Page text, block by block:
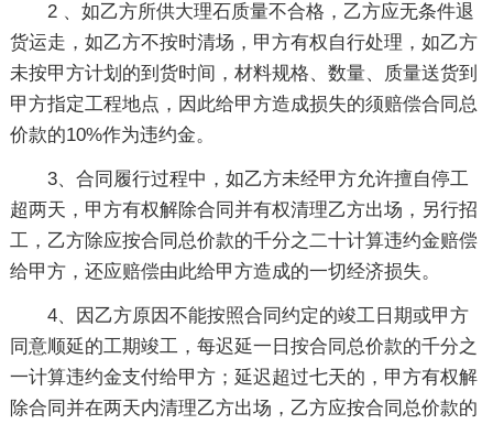
2 、如乙方所供大理石质量不合格，乙方应无条件退
货运走，如乙方不按时清场，甲方有权自行处理，如乙方
未按甲方计划的到货时间，材料规格、数量、质量送货到
甲方指定工程地点，因此给甲方造成损失的须赔偿合同总
价款的10%作为违约金。
3、合同履行过程中，如乙方未经甲方允许擅自停工
超两天，甲方有权解除合同并有权清理乙方出场，另行招
工，乙方除应按合同总价款的千分之二十计算违约金赔偿
给甲方，还应赔偿由此给甲方造成的一切经济损失。
4、因乙方原因不能按照合同约定的竣工日期或甲方
同意顺延的工期竣工，每迟延一日按合同总价款的千分之
一计算违约金支付给甲方；延迟超过七天的，甲方有权解
除合同并在两天内清理乙方出场，乙方应按合同总价款的